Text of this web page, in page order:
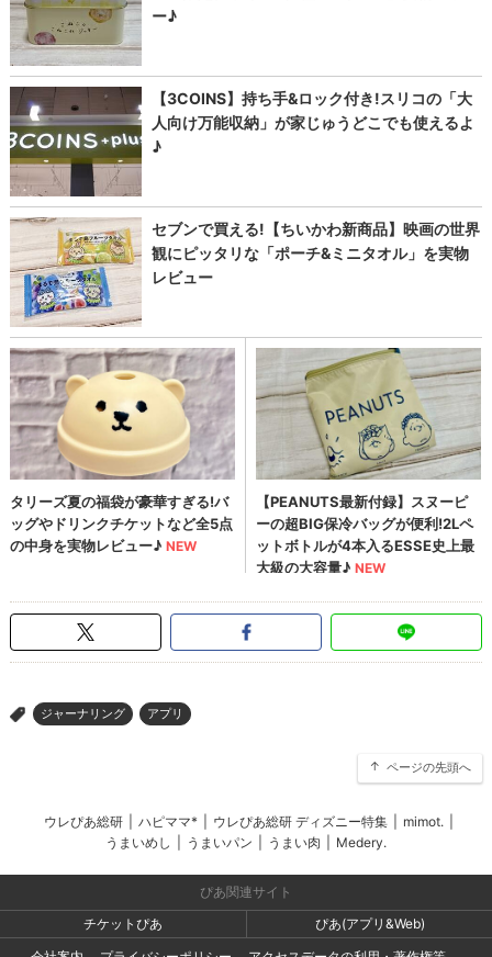
> ジャーナリング アプリ
ページの先頭へ
ウレぴあ総研 ハピママ* ウレぴあ総研 ディズニー特集 mimot.
うまいめし
うまいパン うまい肉 Medery.
ぴあ関連サイト
チケットぴあ
ぴあ(アプリ&Web)